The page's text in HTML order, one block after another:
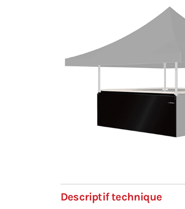
Descriptif technique